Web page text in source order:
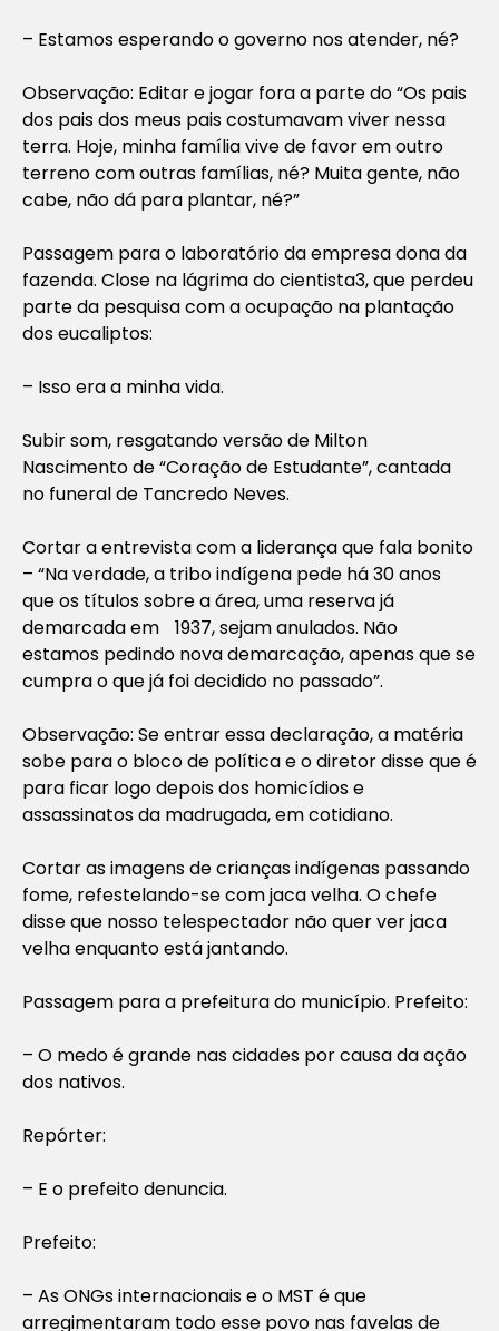
– Estamos esperando o governo nos atender, né?
Observação: Editar e jogar fora a parte do “Os pais
dos pais dos meus pais costumavam viver nessa
terra. Hoje, minha família vive de favor em outro
terreno com outras famílias, né? Muita gente, não
cabe, não dá para plantar, né?”
Passagem para o laboratório da empresa dona da
fazenda. Close na lágrima do cientista3, que perdeu
parte da pesquisa com a ocupação na plantação
dos eucaliptos:
– Isso era a minha vida.
Subir som, resgatando versão de Milton
Nascimento de “Coração de Estudante”, cantada
no funeral de Tancredo Neves.
Cortar a entrevista com a liderança que fala bonito
– “Na verdade, a tribo indígena pede há 30 anos
que os títulos sobre a área, uma reserva já
demarcada em 1937, sejam anulados. Não
estamos pedindo nova demarcação, apenas que se
cumpra o que já foi decidido no passado”.
Observação: Se entrar essa declaração, a matéria
sobe para o bloco de política e o diretor disse que é
para ficar logo depois dos homicídios e
assassinatos da madrugada, em cotidiano.
Cortar as imagens de crianças indígenas passando
fome, refestelando-se com jaca velha. O chefe
disse que nosso telespectador não quer ver jaca
velha enquanto está jantando.
Passagem para a prefeitura do município. Prefeito:
– O medo é grande nas cidades por causa da ação
dos nativos.
Repórter:
– E o prefeito denuncia.
Prefeito:
– As ONGs internacionais e o MST é que
arregimentaram todo esse povo nas favelas de